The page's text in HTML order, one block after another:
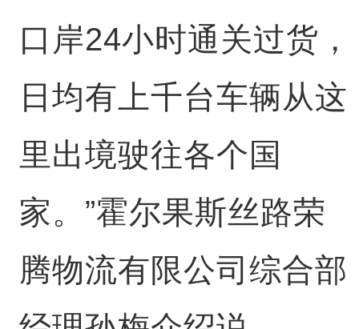
口岸24小时通关过货，
日均有上千台车辆从这
里出境驶往各个国
家。”霍尔果斯丝路荣
腾物流有限公司综合部